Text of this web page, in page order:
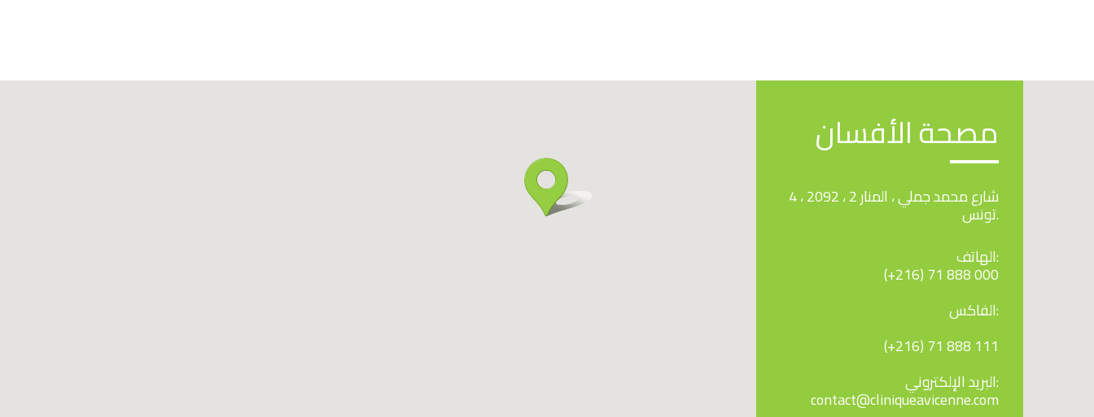
مصحة الأفسان
4 ، شارع محمد جملي ، المنار 2 ، 2092
تونس.
الهاتف:
(+216) 71 888 000
الفاكس:
(+216) 71 888 111
البريد الإلكتروني:
contact@cliniqueavicenne.com